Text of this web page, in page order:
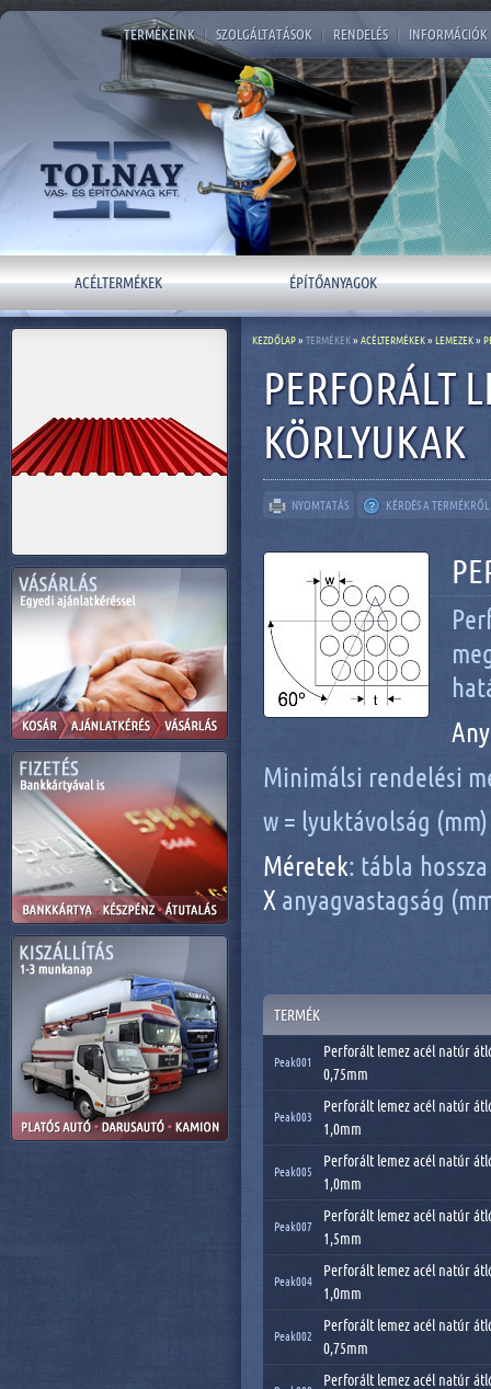
TERMÉKEINK SZOLGÁLTATÁSOK RENDELÉS INFORMÁCIÓK
ACÉLTERMÉKEK ÉPÍTŐANYAGOK
PERFORÁLT
KÖRLYUKAK
NYOMTATÁS KÉRDÉS A TERMÉKRŐL
Minimálsi rendelési
w = lyuktávolság
Méretek: tábla
X anyagvastagság
TERMÉK
Peak001
Perforált lemez acél natúr
0,75mm
Peak003
Perforált lemez acél natúr
1,0mm
Peak005
Perforált lemez acél natúr
1,0mm
Peak007
Perforált lemez acél natúr
1,5mm
Peak004
Perforált lemez acél natúr
1,0mm
Peak002
Perforált lemez acél natúr
0,75mm
Perforált lemez acél natúr
KEZDŐLAP» TERMÉKEK» ACÉLTERMÉKEK» LEMEZEK»